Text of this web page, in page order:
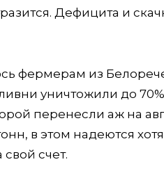
Дефицита и
фермерам из
уничтожили до
перенесли аж на
в этом надеются
свой счет.